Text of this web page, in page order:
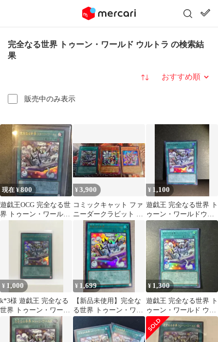
完全なる世界 トゥーン・ワールド ウルトラ の検索結
果
販売中のみ表示
並び替え
現在 ¥800
遊戯王OCG 完全なる世
界 トゥーン・ワール
¥3,900
コミックキャット ファ
ニーダークラビット ト
ゥーンワールド まとめ
売り
¥ 1,100
遊戯王 完全なる世界 ト
ゥーン・ワールドウル
トラ
¥ 1,000
k*3様 遊戯王 完全なる
世界 トゥーン・ワール
ド UR
¥ 1,699
【新品未使用】完全な
る世界 トゥーン・ワー
ルド UR
¥ 1,300
遊戯王 完全なる世界 ト
ゥーン・ワールド ウル
トラ